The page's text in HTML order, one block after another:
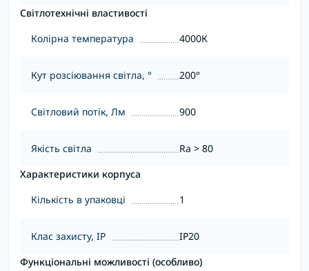
Світлотехнічні властивості
Колірна температура
4000К
Кут розсіювання світла, ° 200°
Світловий потік, Лм 900
Якість світла
Ra > 80
Характеристики корпуса
Кількість в упаковці
1
Клас захисту, IP
IP20
Функціональні можливості (особливо)